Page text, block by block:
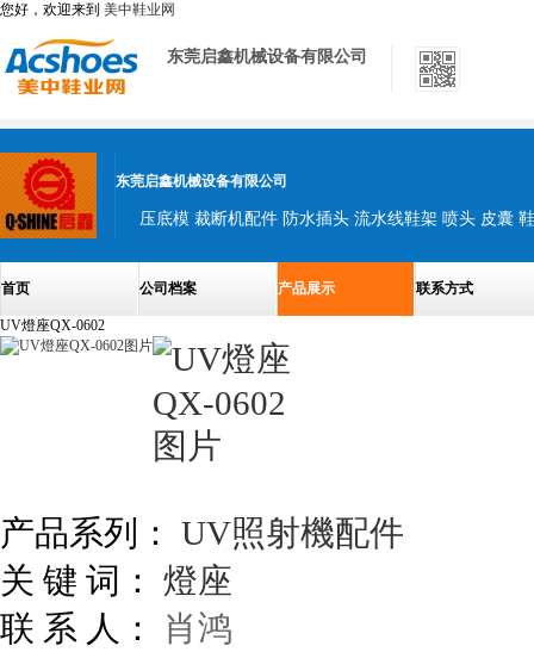
您好，欢迎来到 美中鞋业网
东莞启鑫机械设备有限公司
东莞启鑫机械设备有限公司
压底模 裁断机配件 防水插头 流水线鞋架 喷头 皮囊
首页 公司档案 产品展示 联系方式
UV燈座QX-0602
产品系列： UV照射機配件
关 键 词： 燈座
联 系 人：
肖鸿